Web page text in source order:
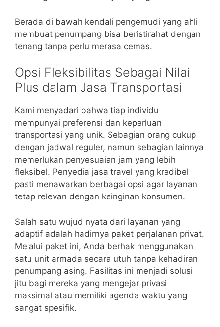
Berada di bawah kendali pengemudi yang ahli
membuat penumpang bisa beristirahat dengan
tenang tanpa perlu merasa cemas.
Opsi Fleksibilitas Sebagai Nilai
Plus dalam Jasa Transportasi
Kami menyadari bahwa tiap individu
mempunyai preferensi dan keperluan
transportasi yang unik. Sebagian orang cukup
dengan jadwal reguler, namun sebagian lainnya
memerlukan penyesuaian jam yang lebih
fleksibel. Penyedia jasa travel yang kredibel
pasti menawarkan berbagai opsi agar layanan
tetap relevan dengan keinginan konsumen.
Salah satu wujud nyata dari layanan yang
adaptif adalah hadirnya paket perjalanan privat.
Melalui paket ini, Anda berhak menggunakan
satu unit armada secara utuh tanpa kehadiran
penumpang asing. Fasilitas ini menjadi solusi
jitu bagi mereka yang mengejar privasi
maksimal atau memiliki agenda waktu yang
sangat spesifik.